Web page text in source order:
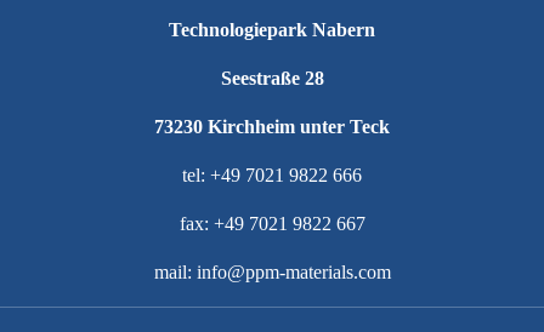
Technologiepark Nabern
Seestraße 28
73230 Kirchheim unter Teck
tel: +49 7021 9822 666
fax: +49 7021 9822 667
mail: info@ppm-materials.com